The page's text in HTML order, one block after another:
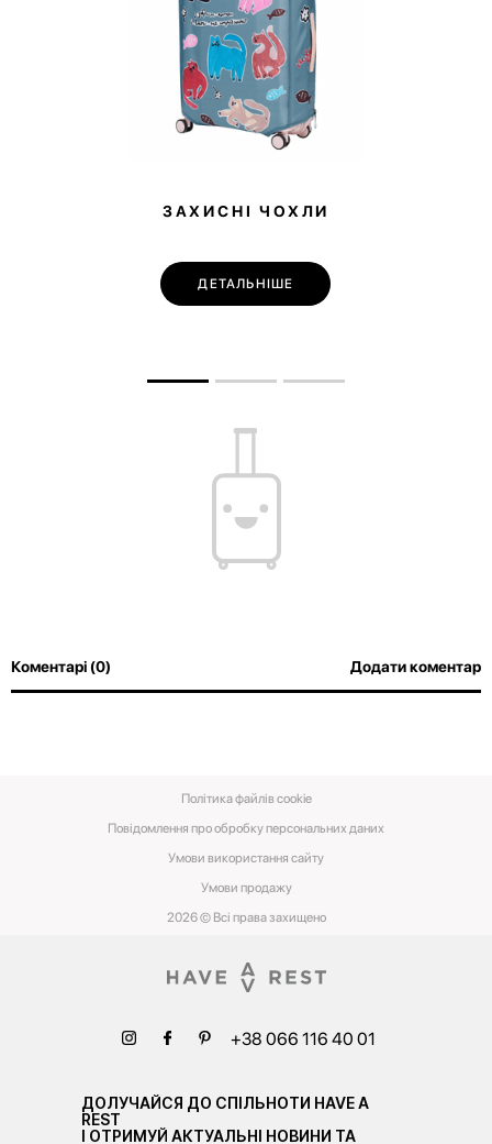
потреби притулку в Гостомелі.
ЗАХИСНІ ЧОХЛИ
ДЕТАЛЬНІШЕ
Коментарі (0) Додати коментар
2026 © Всі права захищено
Повідомлення про обробку персональних даних
Умови використання сайту
Умови‌ ‌продажу‌
Політика файлів cookie
+38 066 116 40 01
ДОЛУЧАЙСЯ ДО СПІЛЬНОТИ HAVE A
REST
І ОТРИМУЙ АКТУАЛЬНІ НОВИНИ ТА